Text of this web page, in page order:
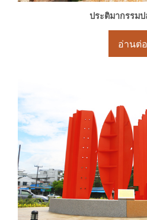
ประติมากรรมป
อ่านต่อ